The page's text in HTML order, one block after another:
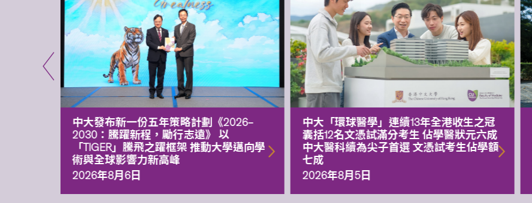
中大發布新一份五年策略計劃《2026‒
2030：騰躍新程，勵行志遠》 以
「TIGER」騰飛之躍框架 推動大學邁向學
術與全球影響力新高峰
2026年8月6日
中大「環球醫學」連續13年全港收生之冠
囊括12名文憑試滿分考生 佔學醫狀元六成
中大醫科續為尖子首選 文憑試考生佔學額
七成
2026年8月5日